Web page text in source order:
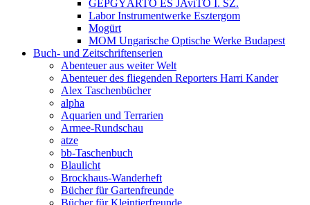
GÉPGYÁRTÓ ÉS JAvíTÓ I. SZ.
Labor Instrumentwerke Esztergom
Mogürt
MOM Ungarische Optische Werke Budapest
Buch- und Zeitschriftenserien
Abenteuer aus weiter Welt
Abenteuer des fliegenden Reporters Harri Kander
Alex Taschenbücher
alpha
Aquarien und Terrarien
Armee-Rundschau
atze
bb-Taschenbuch
Blaulicht
Brockhaus-Wanderheft
Bücher für Gartenfreunde
Bücher für Kleintierfreunde